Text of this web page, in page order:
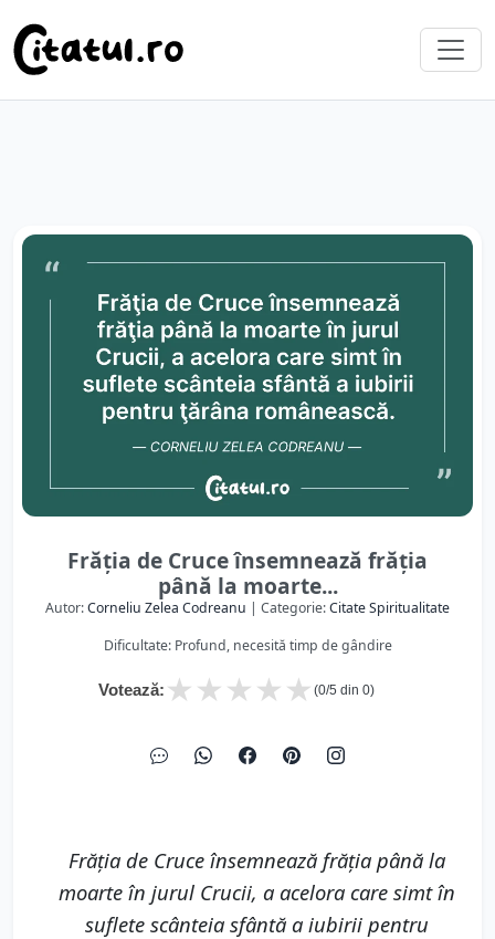
Frăţia de Cruce însemnează frăţia
până la moarte...
Autor:Corneliu Zelea Codreanu | Categorie:Citate Spiritualitate
Dificultate: Profund, necesită timp de gândire
Votează: ★
★
★
★
★ (0/5 din 0)
Frăţia de Cruce însemnează frăţia până la
moarte în jurul Crucii, a acelora care simt în
suflete scânteia sfântă a iubirii pentru